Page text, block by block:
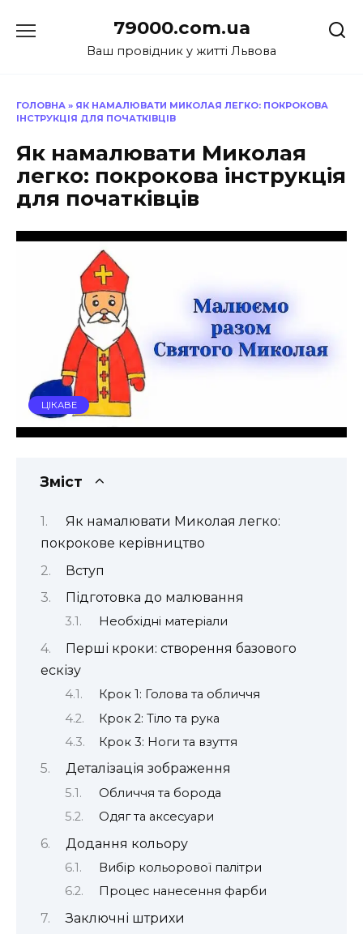
до
79000.com.ua
Ваш провідник у житті Львова
ГОЛОВНА » ЯК НАМАЛЮВАТИ МИКОЛАЯ ЛЕГКО: ПОКРОКОВА
ІНСТРУКЦІЯ ДЛЯ ПОЧАТКІВЦІВ
Як намалювати Миколая
легко: покрокова інструкція
для початківців
ЦІКАВЕ
Зміст
Як намалювати Миколая легко:
покрокове керівництво
Вступ
Підготовка до малювання
Необхідні матеріали
Перші кроки: створення базового
ескізу
Крок 1: Голова та обличчя
Крок 2: Тіло та рука
Крок 3: Ноги та взуття
Деталізація зображення
Обличчя та борода
Одяг та аксесуари
Додання кольору
Вибір кольорової палітри
Процес нанесення фарби
Заключні штрихи